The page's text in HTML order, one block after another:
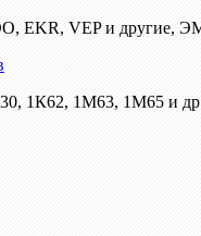
VEP и другие,
1К62, 1М63, 1М65 и